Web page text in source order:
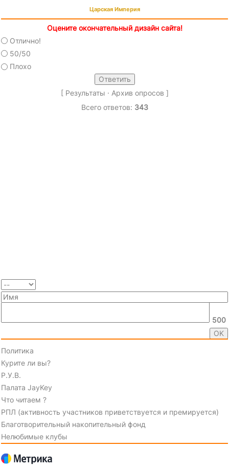
Царская Империя
Оцените окончательный дизайн сайта!
Отлично!
50/50
Плохо
[ Результаты · Архив опросов ]
Всего ответов: 343
500
Политика
Курите ли вы?
Р.У.В.
Палата JayKey
Что читаем ?
РПЛ (активность участников приветствуется и премируется)
Благотворительный накопительный фонд
Нелюбимые клубы